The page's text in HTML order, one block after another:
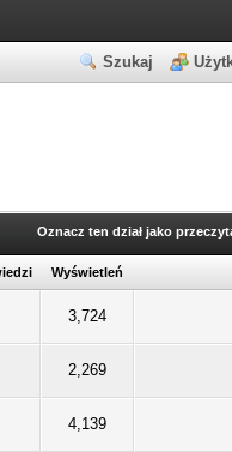
Szukaj
Oznacz ten dział jako
Wyświetleń
3,724
2,269
4,139